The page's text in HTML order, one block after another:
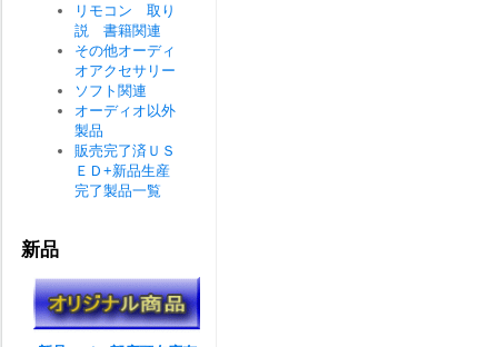
リモコン 取り
説 書籍関連
その他オーディ
オアクセサリー
ソフト関連
オーディオ以外
製品
販売完了済ＵＳ
ＥＤ+新品生産
完了製品一覧
新品